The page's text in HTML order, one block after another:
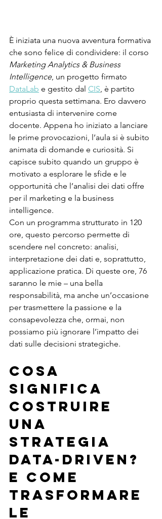
È iniziata una nuova avventura formativa
che sono felice di condividere: il corso
Marketing Analytics & Business
Intelligence, un progetto firmato
DataLab e gestito dal CIS, è partito
proprio questa settimana. Ero davvero
entusiasta di intervenire come
docente. Appena ho iniziato a lanciare
le prime provocazioni, l’aula si è subito
animata di domande e curiosità. Si
capisce subito quando un gruppo è
motivato a esplorare le sfide e le
opportunità che l’analisi dei dati offre
per il marketing e la business
intelligence.
Con un programma strutturato in 120
ore, questo percorso permette di
scendere nel concreto: analisi,
interpretazione dei dati e, soprattutto,
applicazione pratica. Di queste ore, 76
saranno le mie – una bella
responsabilità, ma anche un’occasione
per trasmettere la passione e la
consapevolezza che, ormai, non
possiamo più ignorare l’impatto dei
dati sulle decisioni strategiche.
Cosa
significa
costruire
una
strategia
data-driven?
E come
trasformare
le